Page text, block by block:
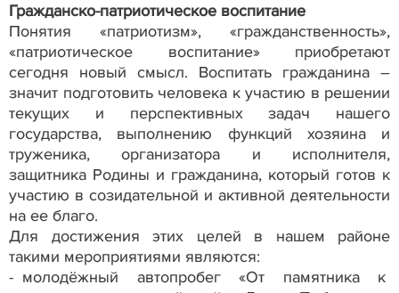
Гражданско-патриотическое воспитание
Понятия «патриотизм», «гражданственность»,
«патриотическое воспитание» приобретают
сегодня новый смысл. Воспитать гражданина –
значит подготовить человека к участию в решении
текущих и перспективных задач нашего
государства, выполнению функций хозяина и
труженика, организатора и исполнителя,
защитника Родины и гражданина, который готов к
участию в созидательной и активной деятельности
на ее благо.
Для достижения этих целей в нашем районе
такими мероприятиями являются:
- молодёжный автопробег «От памятника к